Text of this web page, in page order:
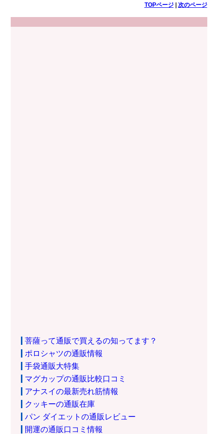
TOPページ| 次のページ
菩薩って通販で買えるの知ってます？
ポロシャツの通販情報
手袋通販大特集
マグカップの通販比較口コミ
アナスイの最新売れ筋情報
クッキーの通販在庫
パン ダイエットの通販レビュー
開運の通販口コミ情報